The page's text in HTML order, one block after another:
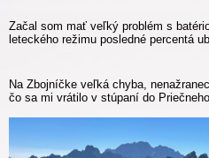
Začal som mať veľký problém s
leteckého režimu posledné percentá
Na Zbojníčke veľká chyba,
čo sa mi vrátilo v stúpaní do